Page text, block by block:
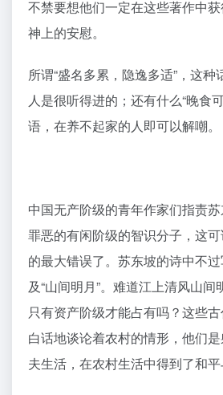
不禁要想他们一定在这些著作中
神上的安慰。
所谓“盛名多累，隐逸多适”，这
人是很听得进的；还有什么“晚食
语，在养不起家的人即可以解嘲。
中国无产阶级的青年作家们指责
罪恶的有闲阶级的智识分子，这
的最大错误了。苏东坡的诗中不过
及“山间明月”。难道江上清风山
只有资产阶级才能占有吗？这些
白话地谈论着农村的情形，他们
夫生活，在农村生活中得到了和平